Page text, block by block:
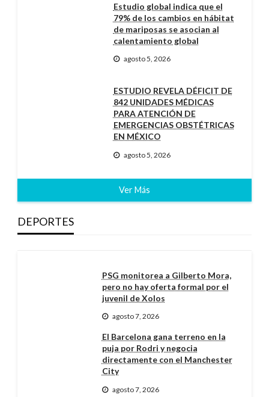
Estudio global indica que el
79% de los cambios en hábitat
de mariposas se asocian al
calentamiento global
agosto 5, 2026
ESTUDIO REVELA DÉFICIT DE
842 UNIDADES MÉDICAS
PARA ATENCIÓN DE
EMERGENCIAS OBSTÉTRICAS
EN MÉXICO
agosto 5, 2026
Ver Más
DEPORTES
PSG monitorea a Gilberto Mora,
pero no hay oferta formal por el
juvenil de Xolos
agosto 7, 2026
El Barcelona gana terreno en la
puja por Rodri y negocia
directamente con el Manchester
City
agosto 7, 2026